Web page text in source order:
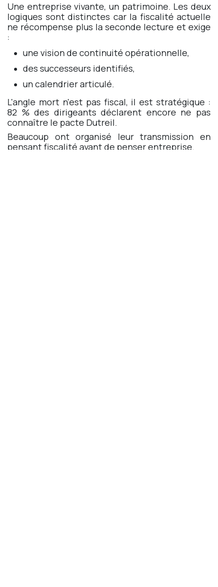
Une entreprise vivante, un patrimoine. Les deux
logiques sont distinctes car la fiscalité actuelle
ne récompense plus la seconde lecture et exige
:
une vision de continuité opérationnelle,
des successeurs identifiés,
un calendrier articulé.
L'angle mort n'est pas fiscal, il est stratégique :
82 % des dirigeants déclarent encore ne pas
connaître le pacte Dutreil.
Beaucoup ont organisé leur transmission en
pensant fiscalité avant de penser entreprise.